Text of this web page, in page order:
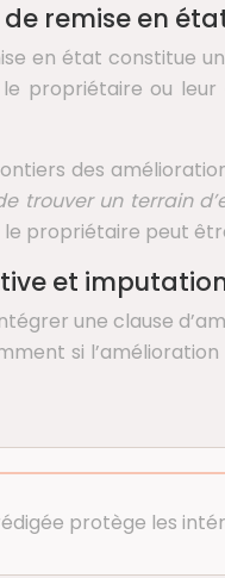
remise en
en état constitue
propriétaire ou
des
trouver un terrain
le propriétaire peut
et
une clause
si
protège les